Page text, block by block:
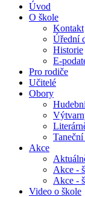
Úvod
O škole
Kontakt
Úřední
Historie
E-
Pro rodiče
Učitelé
Obory
Akce
Akce -
Akce -
Video o škole